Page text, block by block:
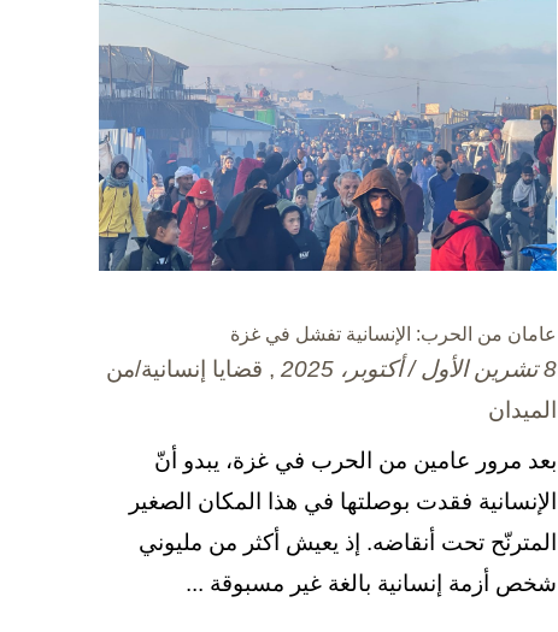
عامان من الحرب: الإنسانية تفشل في غزة
8 تشرين الأول / أكتوبر، 2025
, قضايا إنسانية/من
الميدان
بعد مرور عامين من الحرب في غزة، يبدو أنّ
الإنسانية فقدت بوصلتها في هذا المكان الصغير
المترنّح تحت أنقاضه. إذ يعيش أكثر من مليوني
شخص أزمة إنسانية بالغة غير مسبوقة ...